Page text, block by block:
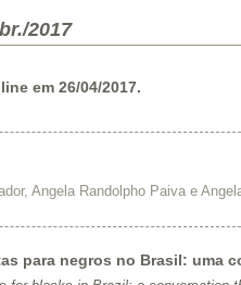
2017
em 26/04/2017.
Angela Randolpho Paiva e
para negros no Brasil: uma